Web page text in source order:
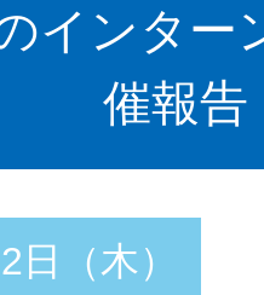
インタ
催報告
（木）